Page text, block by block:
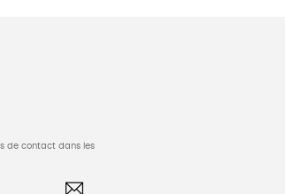
de contact dans les